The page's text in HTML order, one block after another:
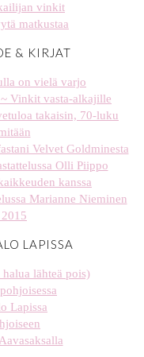
vinkit
matkustaa
& KIRJAT
on vielä varjo
Vinkit vasta-alkajille
takaisin, 70-luku
Velvet Goldminesta
Olli Piippo
kanssa
Marianne Nieminen
LAPISSA
lähteä pois)
Lapissa